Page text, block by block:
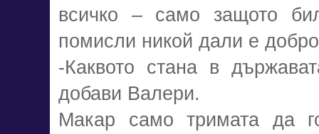
всичко – само защото
помисли никой дали е
-Каквото стана в
добави Валери.
Макар само тримата да